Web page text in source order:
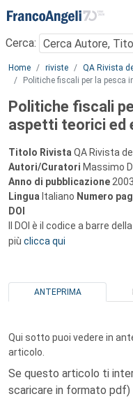
Menu
Cerca:
Main content
Home riviste QA Rivista
Politiche fiscali per la pesca
Politiche fiscali
aspetti teorici ed
Titolo Rivista QA Rivista
Autori/Curatori Massimo
Anno di pubblicazione 2003
Lingua Italiano Numero
DOI
Il DOI è il codice a barre
più clicca qui
ANTEPRIMA
Qui sotto puoi vedere in
articolo.
Se questo articolo ti
scaricare in formato pdf)